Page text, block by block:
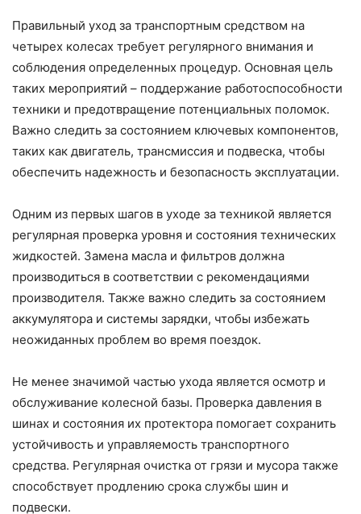
Правильный уход за транспортным средством на
четырех колесах требует регулярного внимания и
соблюдения определенных процедур. Основная цель
таких мероприятий – поддержание работоспособности
техники и предотвращение потенциальных поломок.
Важно следить за состоянием ключевых компонентов,
таких как двигатель, трансмиссия и подвеска, чтобы
обеспечить надежность и безопасность эксплуатации.
Одним из первых шагов в уходе за техникой является
регулярная проверка уровня и состояния технических
жидкостей. Замена масла и фильтров должна
производиться в соответствии с рекомендациями
производителя. Также важно следить за состоянием
аккумулятора и системы зарядки, чтобы избежать
неожиданных проблем во время поездок.
Не менее значимой частью ухода является осмотр и
обслуживание колесной базы. Проверка давления в
шинах и состояния их протектора помогает сохранить
устойчивость и управляемость транспортного
средства. Регулярная очистка от грязи и мусора также
способствует продлению срока службы шин и
подвески.